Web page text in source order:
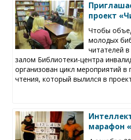
проект
Чтобы
молодых
читателей
залом Библиотеки-центра
организован цикл мероприятий
чтения, который вылился в
марафон